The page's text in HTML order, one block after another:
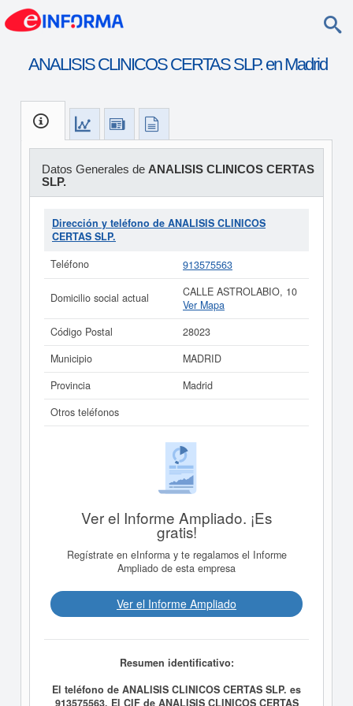
ANALISIS CLINICOS CERTAS SLP. en Madrid
Datos Generales de ANALISIS CLINICOS CERTAS
SLP.
Dirección y teléfono de ANALISIS CLINICOS
CERTAS SLP.
Teléfono
913575563
Domicilio social actual
CALLE ASTROLABIO, 10
Ver Mapa
Código Postal
28023
Municipio
MADRID
Provincia
Madrid
Otros teléfonos
Ver el Informe Ampliado. ¡Es
gratis!
Regístrate en eInforma y te regalamos el Informe
Ampliado de esta empresa
Ver el Informe Ampliado
Resumen identificativo:
El teléfono de ANALISIS CLINICOS CERTAS SLP. es
913575563. El CIF de ANALISIS CLINICOS CERTAS